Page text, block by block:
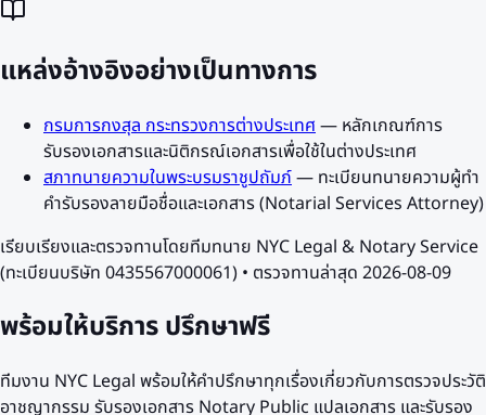
แหล่งอ้างอิงอย่างเป็นทางการ
กรมการกงสุล กระทรวงการต่างประเทศ— หลักเกณฑ์การ
รับรองเอกสารและนิติกรณ์เอกสารเพื่อใช้ในต่างประเทศ
สภาทนายความในพระบรมราชูปถัมภ์— ทะเบียนทนายความผู้ทำ
คำรับรองลายมือชื่อและเอกสาร (Notarial Services Attorney)
เรียบเรียงและตรวจทานโดยทีมทนาย NYC Legal & Notary Service
(ทะเบียนบริษัท 0435567000061) • ตรวจทานล่าสุด 2026-08-09
พร้อมให้บริการปรึกษาฟรี
ทีมงาน NYC Legal พร้อมให้คำปรึกษาทุกเรื่องเกี่ยวกับการตรวจประวัติ
อาชญากรรม รับรองเอกสาร Notary Public แปลเอกสาร และรับรอง